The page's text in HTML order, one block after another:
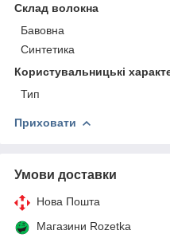
Склад волокна
Бавовна
Синтетика
Користувальницькі
Тип
Приховати
Умови доставки
Нова Пошта
Магазини Rozetka